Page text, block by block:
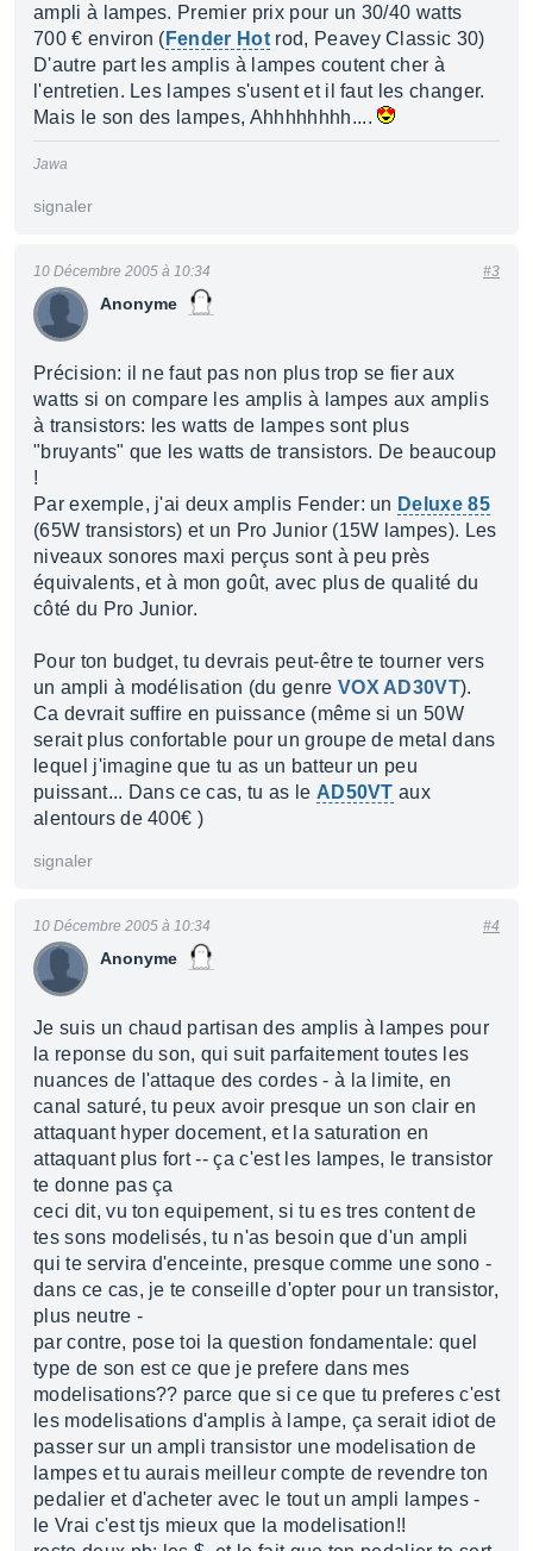
ampli à lampes. Premier prix pour un 30/40 watts
700 € environ ( Fender Hot rod, Peavey Classic 30)
D'autre part les amplis à lampes coutent cher à
l'entretien. Les lampes s'usent et il faut les changer.
Mais le son des lampes, Ahhhhhhhh....
Jawa
signaler
Anonyme
10 Décembre 2005 à 10:34 #3
Précision: il ne faut pas non plus trop se fier aux
watts si on compare les amplis à lampes aux amplis
à transistors: les watts de lampes sont plus
"bruyants" que les watts de transistors. De beaucoup
!
Par exemple, j'ai deux amplis Fender: un Deluxe 85
(65W transistors) et un Pro Junior (15W lampes). Les
niveaux sonores maxi perçus sont à peu près
équivalents, et à mon goût, avec plus de qualité du
côté du Pro Junior.
Pour ton budget, tu devrais peut-être te tourner vers
un ampli à modélisation (du genre VOX AD30VT).
Ca devrait suffire en puissance (même si un 50W
serait plus confortable pour un groupe de metal dans
lequel j'imagine que tu as un batteur un peu
puissant... Dans ce cas, tu as le AD50VT aux
alentours de 400€ )
signaler
Anonyme
10 Décembre 2005 à 10:34 #4
Je suis un chaud partisan des amplis à lampes pour
la reponse du son, qui suit parfaitement toutes les
nuances de l'attaque des cordes - à la limite, en
canal saturé, tu peux avoir presque un son clair en
attaquant hyper docement, et la saturation en
attaquant plus fort -- ça c'est les lampes, le transistor
te donne pas ça
ceci dit, vu ton equipement, si tu es tres content de
tes sons modelisés, tu n'as besoin que d'un ampli
qui te servira d'enceinte, presque comme une sono -
dans ce cas, je te conseille d'opter pour un transistor,
plus neutre -
par contre, pose toi la question fondamentale: quel
type de son est ce que je prefere dans mes
modelisations?? parce que si ce que tu preferes c'est
les modelisations d'amplis à lampe, ça serait idiot de
passer sur un ampli transistor une modelisation de
lampes et tu aurais meilleur compte de revendre ton
pedalier et d'acheter avec le tout un ampli lampes -
le Vrai c'est tjs mieux que la modelisation!!